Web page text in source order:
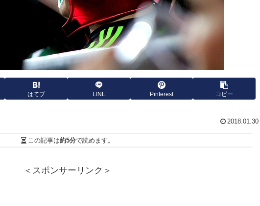
はてブ LINE Pinterest コピー
2018.01.30
この記事は約5分で読めます。
＜スポンサーリンク＞